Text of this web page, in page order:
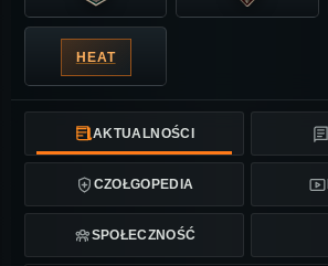
HEAT
AKTUALNOŚCI
CZOŁGOPEDIA
SPOŁECZNOŚĆ